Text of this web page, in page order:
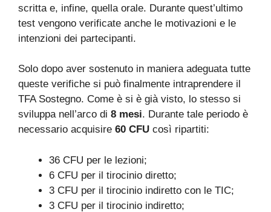
scritta e, infine, quella orale. Durante quest’ultimo
test vengono verificate anche le motivazioni e le
intenzioni dei partecipanti.
Solo dopo aver sostenuto in maniera adeguata tutte
queste verifiche si può finalmente intraprendere il
TFA Sostegno. Come è si è già visto, lo stesso si
sviluppa nell’arco di 8 mesi. Durante tale periodo è
necessario acquisire 60 CFU così ripartiti:
36 CFU per le lezioni;
6 CFU per il tirocinio diretto;
3 CFU per il tirocinio indiretto con le TIC;
3 CFU per il tirocinio indiretto;